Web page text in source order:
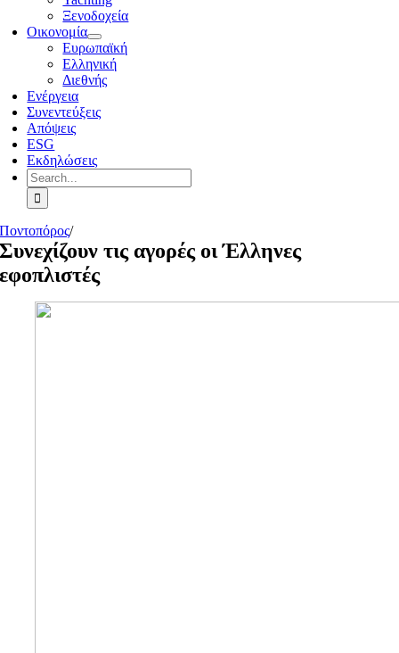
Ξενοδοχεία
Οικονομία
Ευρωπαϊκή
Ελληνική
Διεθνής
Ενέργεια
Συνεντεύξεις
Απόψεις
ESG
Εκδηλώσεις
Search
for:
Ποντοπόρος/
Συνεχίζουν τις αγορές οι Έλληνες
εφοπλιστές